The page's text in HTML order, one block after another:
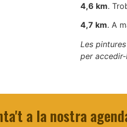
4,6 km.
4,7 km. A
Les
per
a la nostra